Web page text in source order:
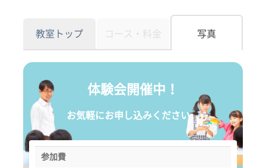
教室トップ コース・料金 写真
体験会開催中！
お気軽にお申し込みください。
参加費